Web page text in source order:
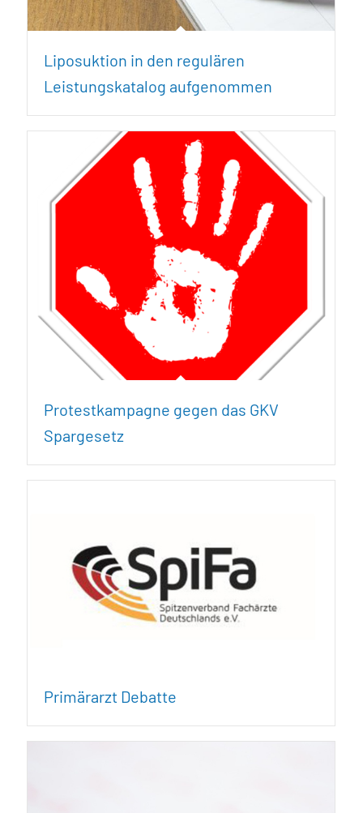
Liposuktion in den regulären
Leistungskatalog aufgenommen
Protestkampagne gegen das GKV
Spargesetz
Primärarzt Debatte